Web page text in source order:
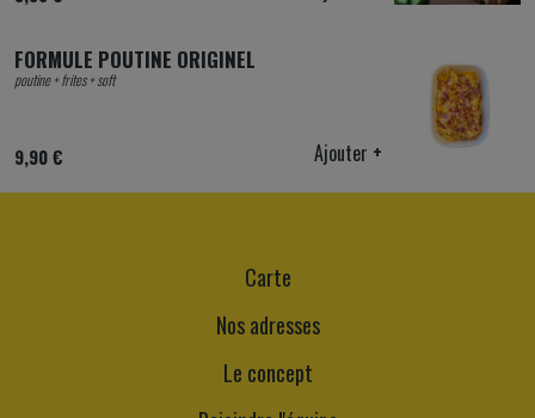
FORMULE POUTINE ORIGINEL
poutine + frites + soft
9,90 € Ajouter +
Carte
Nos adresses
Le concept